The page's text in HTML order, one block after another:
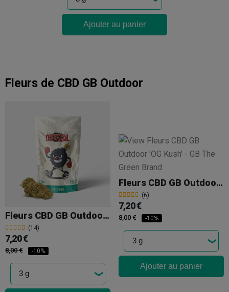
Ajouter au panier
Fleurs de CBD GB Outdoor
Fleurs CBD GB Outdoor 'Critical +'
(14)
7,20 €
8,00 € -10%
Fleurs CBD GB Outdoor 'OG Kush'
(6)
7,20 €
8,00 € -10%
Ajouter au panier